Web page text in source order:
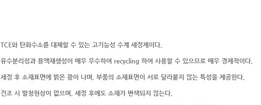
TCE와 탄화수소를 대체할 수 있는 고기능성 수계 세정제이다.
유수분리성과 용액재생성이 매우 우수하여 recycling 하여 사용할 수 있으므로 매우 경제적이다.
세정 후 소재표면에 밝은 광이 나며, 부품의 소재표면이 서로 달라붙지 않는 특성을 제공한다.
건조 시 발청현상이 없으며, 세정 후에도 소재가 변색되지 않는다.